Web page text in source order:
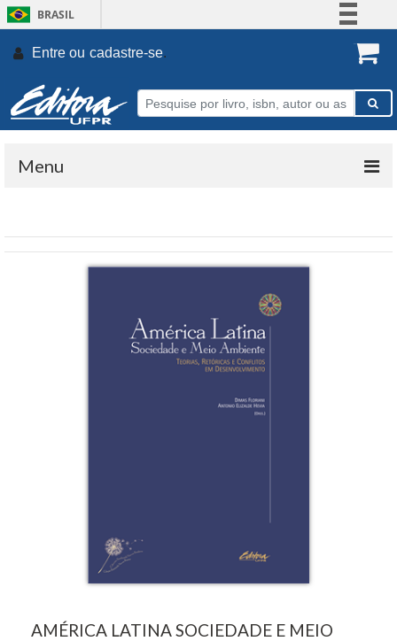
BRASIL
Participe
Entre ou cadastre-se.
Menu
AMÉRICA LATINA SOCIEDADE E MEIO